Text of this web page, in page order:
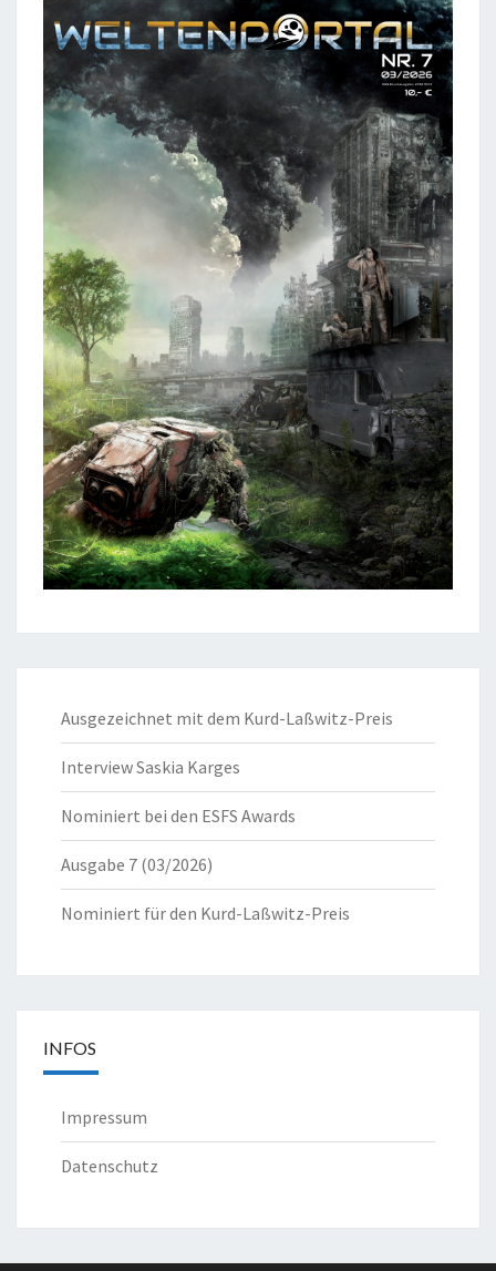
Ausgezeichnet mit dem Kurd-Laßwitz-Preis
Interview Saskia Karges
Nominiert bei den ESFS Awards
Ausgabe 7 (03/2026)
Nominiert für den Kurd-Laßwitz-Preis
INFOS
Impressum
Datenschutz